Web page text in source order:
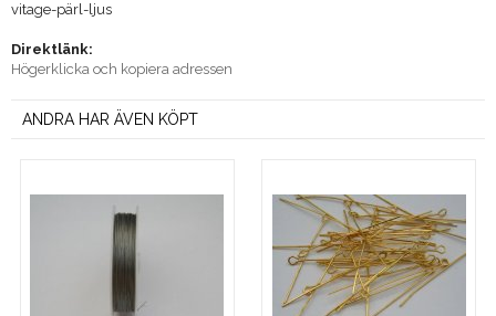
vitage-pärl-ljus
Direktlänk:
Högerklicka och kopiera adressen
ANDRA HAR ÄVEN KÖPT